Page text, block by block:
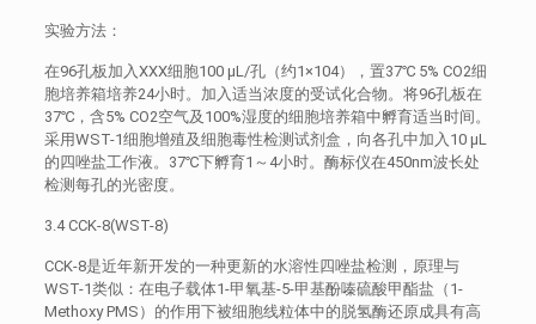
实验方法：
在96孔板加入XXX细胞100 μL/孔（约1×104），置37℃ 5% CO2细
胞培养箱培养24小时。加入适当浓度的受试化合物。将96孔板在
37℃，含5% CO2空气及100%湿度的细胞培养箱中孵育适当时间。
采用WST-1细胞增殖及细胞毒性检测试剂盒，向各孔中加入10 μL
的四唑盐工作液。37℃下孵育1～4小时。酶标仪在450nm波长处
检测每孔的光密度。
3.4 CCK-8(WST-8)
CCK-8是近年新开发的一种更新的水溶性四唑盐检测，原理与
WST-1类似：在电子载体1-甲氧基-5-甲基酚嗪硫酸甲酯盐（1-
Methoxy PMS）的作用下被细胞线粒体中的脱氢酶还原成具有高